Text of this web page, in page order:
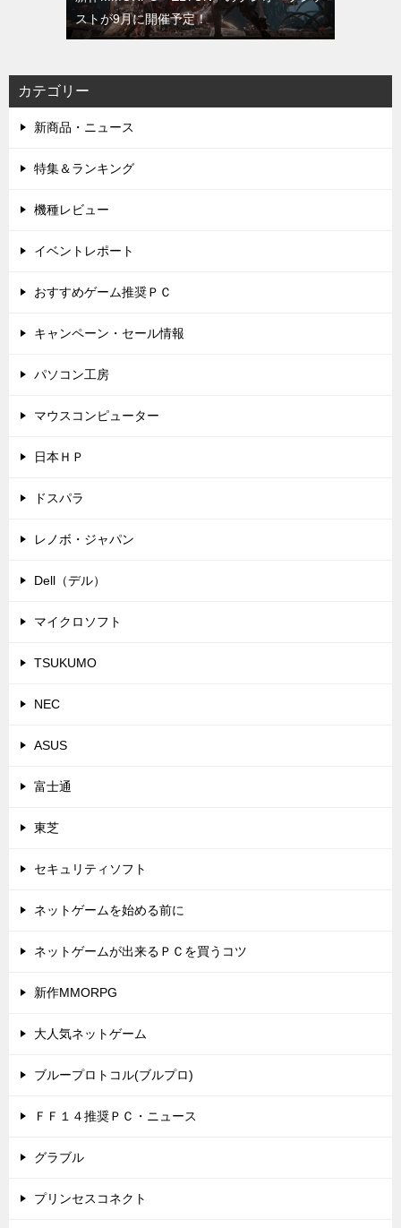
ストが9月に開催予定！
カテゴリー
新商品・ニュース
特集＆ランキング
機種レビュー
イベントレポート
おすすめゲーム推奨ＰＣ
キャンペーン・セール情報
パソコン工房
マウスコンピューター
日本ＨＰ
ドスパラ
レノボ・ジャパン
Dell（デル）
マイクロソフト
TSUKUMO
NEC
ASUS
富士通
東芝
セキュリティソフト
ネットゲームを始める前に
ネットゲームが出来るＰＣを買うコツ
新作MMORPG
大人気ネットゲーム
ブループロトコル(ブルプロ)
ＦＦ１４推奨ＰＣ・ニュース
グラブル
プリンセスコネクト